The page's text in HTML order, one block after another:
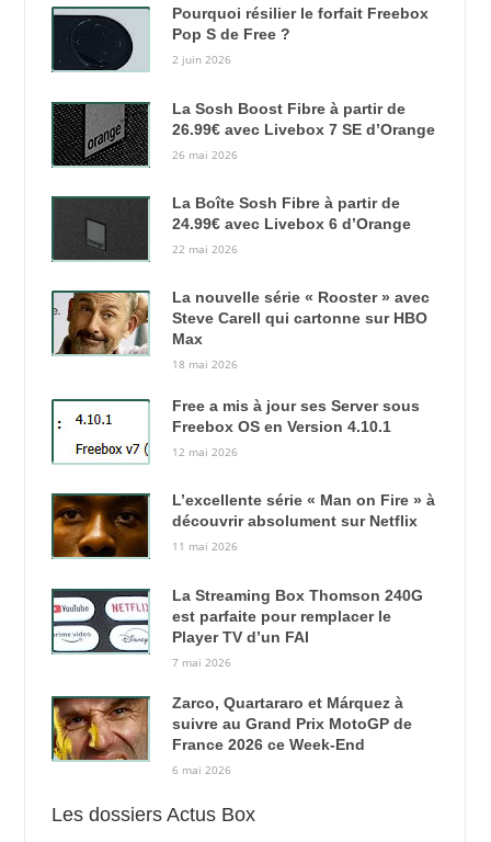
Pourquoi résilier le forfait Freebox
Pop S de Free ?
2 juin 2026
La Sosh Boost Fibre à partir de
26.99€ avec Livebox 7 SE d’Orange
26 mai 2026
La Boîte Sosh Fibre à partir de
24.99€ avec Livebox 6 d’Orange
22 mai 2026
La nouvelle série « Rooster » avec
Steve Carell qui cartonne sur HBO
Max
18 mai 2026
Free a mis à jour ses Server sous
Freebox OS en Version 4.10.1
12 mai 2026
L’excellente série « Man on Fire » à
découvrir absolument sur Netflix
11 mai 2026
La Streaming Box Thomson 240G
est parfaite pour remplacer le
Player TV d’un FAI
7 mai 2026
Zarco, Quartararo et Márquez à
suivre au Grand Prix MotoGP de
France 2026 ce Week-End
6 mai 2026
Les dossiers Actus Box